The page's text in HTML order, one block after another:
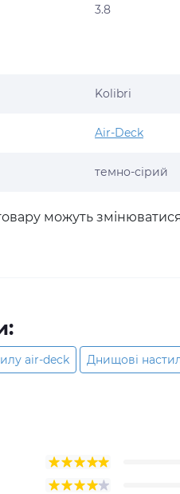
3.8
Kolibri
Air-Deck
темно-сірий
можуть
air-deck Днищові